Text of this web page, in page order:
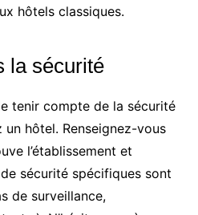
hôtels classiques.
la sécurité
tenir compte de la sécurité
hôtel. Renseignez-vous
l’établissement et
sécurité spécifiques sont
de surveillance,